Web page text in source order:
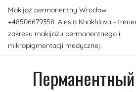
Перейти
содержимому
Makijaż permanentny Wrocław
+48506679358. Alesia Khakhlova -
zakresu makijażu permanentnego i
mikropigmentacji medycznej.